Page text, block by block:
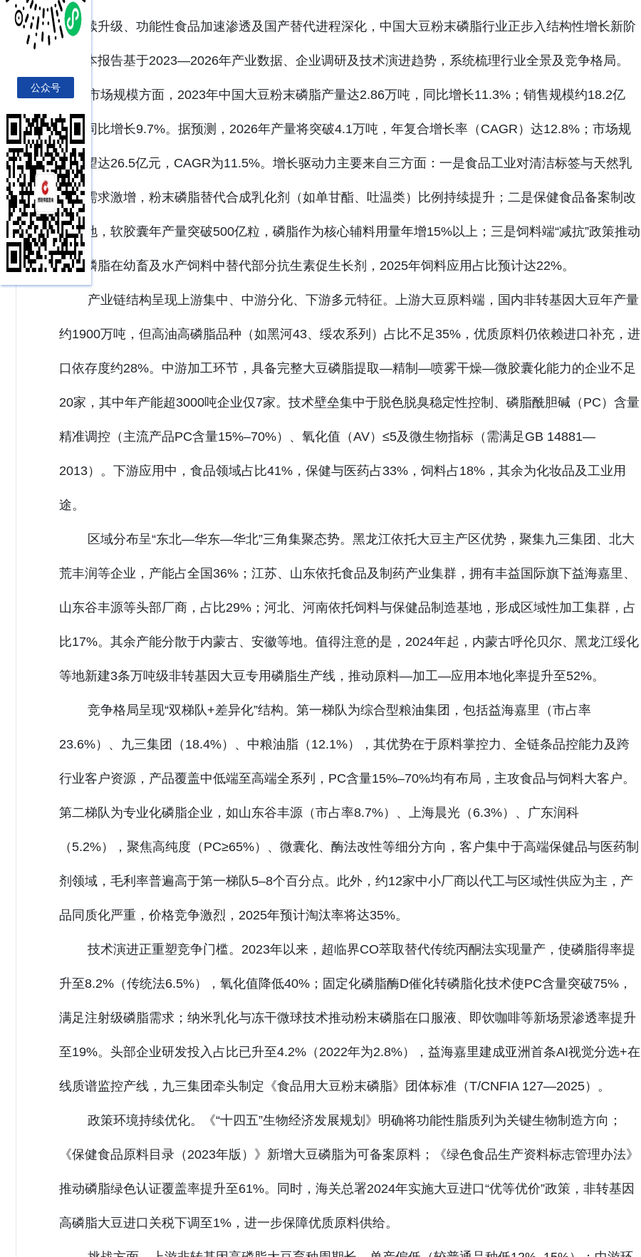
费持续升级、功能性食品加速渗透及国产替代进程深化，中国大豆粉末磷脂行业正步入结构性增长新阶
段。本报告基于2023—2026年产业数据、企业调研及技术演进趋势，系统梳理行业全景及竞争格局。
市场规模方面，2023年中国大豆粉末磷脂产量达2.86万吨，同比增长11.3%；销售规模约18.2亿
元，同比增长9.7%。据预测，2026年产量将突破4.1万吨，年复合增长率（CAGR）达12.8%；市场规
模有望达26.5亿元，CAGR为11.5%。增长驱动力主要来自三方面：一是食品工业对清洁标签与天然乳
化剂需求激增，粉末磷脂替代合成乳化剂（如单甘酯、吐温类）比例持续提升；二是保健食品备案制改
革落地，软胶囊年产量突破500亿粒，磷脂作为核心辅料用量年增15%以上；三是饲料端“减抗”政策推动
下，磷脂在幼畜及水产饲料中替代部分抗生素促生长剂，2025年饲料应用占比预计达22%。
产业链结构呈现上游集中、中游分化、下游多元特征。上游大豆原料端，国内非转基因大豆年产量
约1900万吨，但高油高磷脂品种（如黑河43、绥农系列）占比不足35%，优质原料仍依赖进口补充，进
口依存度约28%。中游加工环节，具备完整大豆磷脂提取—精制—喷雾干燥—微胶囊化能力的企业不足
20家，其中年产能超3000吨企业仅7家。技术壁垒集中于脱色脱臭稳定性控制、磷脂酰胆碱（PC）含量
精准调控（主流产品PC含量15%–70%）、氧化值（AV）≤5及微生物指标（需满足GB 14881—
2013）。下游应用中，食品领域占比41%，保健与医药占33%，饲料占18%，其余为化妆品及工业用
途。
区域分布呈“东北—华东—华北”三角集聚态势。黑龙江依托大豆主产区优势，聚集九三集团、北大
荒丰润等企业，产能占全国36%；江苏、山东依托食品及制药产业集群，拥有丰益国际旗下益海嘉里、
山东谷丰源等头部厂商，占比29%；河北、河南依托饲料与保健品制造基地，形成区域性加工集群，占
比17%。其余产能分散于内蒙古、安徽等地。值得注意的是，2024年起，内蒙古呼伦贝尔、黑龙江绥化
等地新建3条万吨级非转基因大豆专用磷脂生产线，推动原料—加工—应用本地化率提升至52%。
竞争格局呈现“双梯队+差异化”结构。第一梯队为综合型粮油集团，包括益海嘉里（市占率
23.6%）、九三集团（18.4%）、中粮油脂（12.1%），其优势在于原料掌控力、全链条品控能力及跨
行业客户资源，产品覆盖中低端至高端全系列，PC含量15%–70%均有布局，主攻食品与饲料大客户。
第二梯队为专业化磷脂企业，如山东谷丰源（市占率8.7%）、上海晨光（6.3%）、广东润科
（5.2%），聚焦高纯度（PC≥65%）、微囊化、酶法改性等细分方向，客户集中于高端保健品与医药制
剂领域，毛利率普遍高于第一梯队5–8个百分点。此外，约12家中小厂商以代工与区域性供应为主，产
品同质化严重，价格竞争激烈，2025年预计淘汰率将达35%。
技术演进正重塑竞争门槛。2023年以来，超临界CO萃取替代传统丙酮法实现量产，使磷脂得率提
升至8.2%（传统法6.5%），氧化值降低40%；固定化磷脂酶D催化转磷脂化技术使PC含量突破75%，
满足注射级磷脂需求；纳米乳化与冻干微球技术推动粉末磷脂在口服液、即饮咖啡等新场景渗透率提升
至19%。头部企业研发投入占比已升至4.2%（2022年为2.8%），益海嘉里建成亚洲首条AI视觉分选+在
线质谱监控产线，九三集团牵头制定《食品用大豆粉末磷脂》团体标准（T/CNFIA 127—2025）。
政策环境持续优化。《“十四五”生物经济发展规划》明确将功能性脂质列为关键生物制造方向；
《保健食品原料目录（2023年版）》新增大豆磷脂为可备案原料；《绿色食品生产资料标志管理办法》
推动磷脂绿色认证覆盖率提升至61%。同时，海关总署2024年实施大豆进口“优等优价”政策，非转基因
高磷脂大豆进口关税下调至1%，进一步保障优质原料供给。
公众号